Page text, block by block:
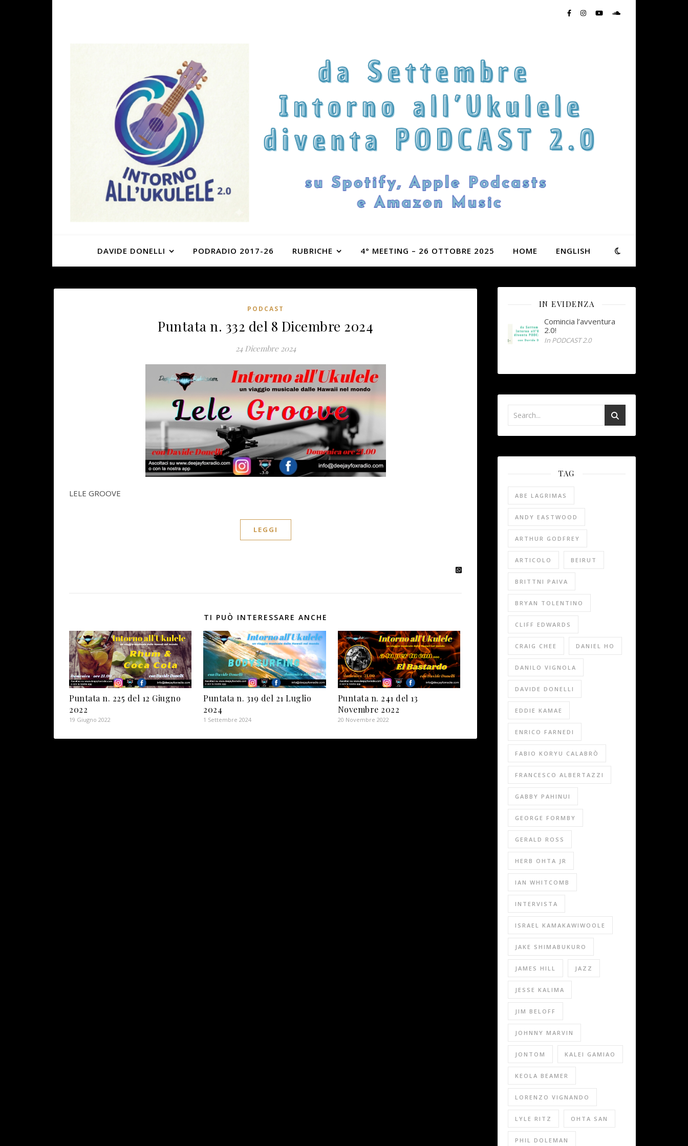
DAVIDE DONELLI PODRADIO 2017-26 RUBRICHE 4° MEETING – 26 OTTOBRE 2025 HOME ENGLISH
PODCAST
Puntata n. 332 del 8 Dicembre 2024
24 Dicembre 2024
LELE GROOVE
LEGGI
TI PUÒ INTERESSARE ANCHE
Puntata n. 225 del 12 Giugno
2022
19 Giugno 2022
Puntata n. 319 del 21 Luglio
2024
1 Settembre 2024
Puntata n. 241 del 13
Novembre 2022
20 Novembre 2022
IN EVIDENZA
Comincia l’avventura
2.0!
In PODCAST 2.0
TAG
ABE LAGRIMAS
ANDY EASTWOOD
ARTHUR GODFREY
ARTICOLO BEIRUT
BRITTNI PAIVA
BRYAN TOLENTINO
CLIFF EDWARDS
CRAIG CHEE DANIEL HO
DANILO VIGNOLA
DAVIDE DONELLI
EDDIE KAMAE
ENRICO FARNEDI
FABIO KORYU CALABRÒ
FRANCESCO ALBERTAZZI
GABBY PAHINUI
GEORGE FORMBY
GERALD ROSS
HERB OHTA JR
IAN WHITCOMB
INTERVISTA
ISRAEL KAMAKAWIWOOLE
JAKE SHIMABUKURO
JAMES HILL JAZZ
JESSE KALIMA
JIM BELOFF
JOHNNY MARVIN
JONTOM KALEI GAMIAO
KEOLA BEAMER
LORENZO VIGNANDO
LYLE RITZ OHTA SAN
PHIL DOLEMAN